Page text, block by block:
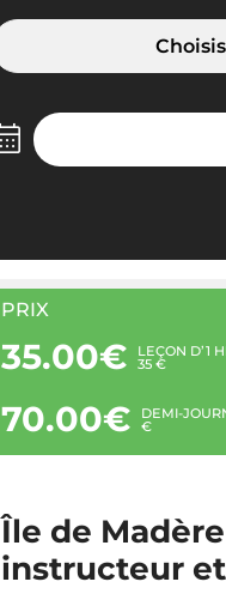
PRIX
35.00€ LEÇON D’1
35 €
70.00€ DEMI-
€
Île de
instructeur